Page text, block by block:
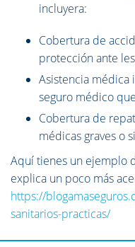
incluyera:
Cobertura de
protección ante
Asistencia médica
seguro médico
Cobertura de
médicas graves o
Aquí tienes un ejemplo
explica un poco más
https://
sanitarios-practicas/